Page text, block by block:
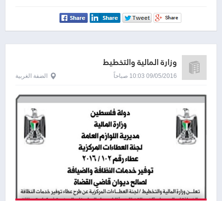
وزارة المالية والتخطيط
09/05/2016 10:03 صباحاً الضفة الغربية